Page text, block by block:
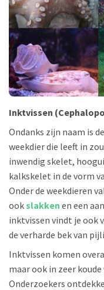
Inktvissen
Ondanks zijn naam is
weekdier die leeft in
inwendig skelet,
kalkskelet in de vorm
Onder de weekdieren
ookslakken en een
inktvissen vindt je ook
de verharde bek van
Inktvissen komen
maar ook in zeer
Onderzoekers